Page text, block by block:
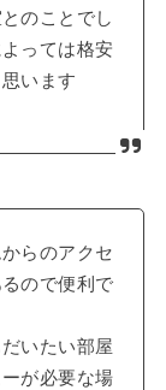
のことでし
っては格安
います
らのアクセ
ので便利で
いたい部屋
が必要な場